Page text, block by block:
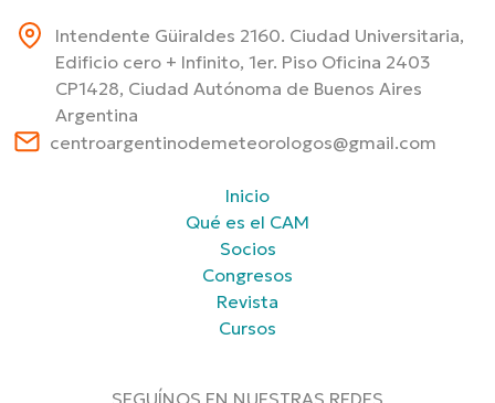
Intendente Güiraldes 2160. Ciudad Universitaria,
Edificio cero + Infinito, 1er. Piso Oficina 2403
CP1428, Ciudad Autónoma de Buenos Aires
Argentina
centroargentinodemeteorologos@gmail.com
Inicio
Qué es el CAM
Socios
Congresos
Revista
Cursos